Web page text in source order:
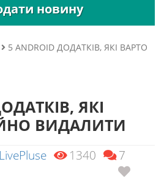
новину
5 ANDROID ДОДАТКІВ, ЯКІ ВАРТО
ЯКІ
ВИДАЛИТИ
LivePluse 1340 7